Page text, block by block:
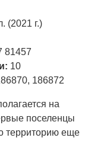
(2021 г.)
81457
10
186872
на
поселенцы
территорию еще